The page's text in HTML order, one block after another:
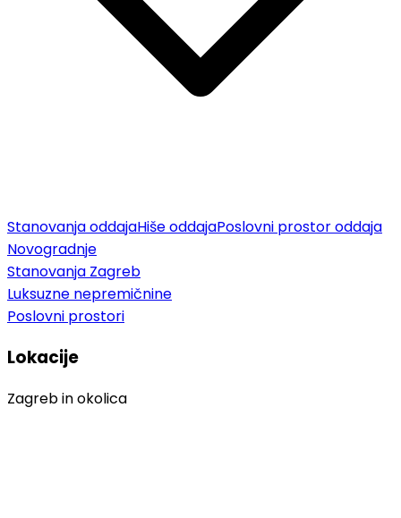
Stanovanja oddajaHiše oddajaPoslovni prostor oddaja
Novogradnje
Stanovanja Zagreb
Luksuzne nepremičnine
Poslovni prostori
Lokacije
Zagreb in okolica